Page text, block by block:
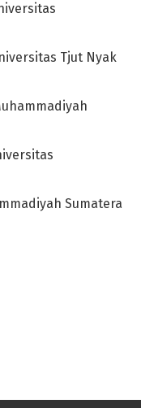
Tjut Nyak
Sumatera